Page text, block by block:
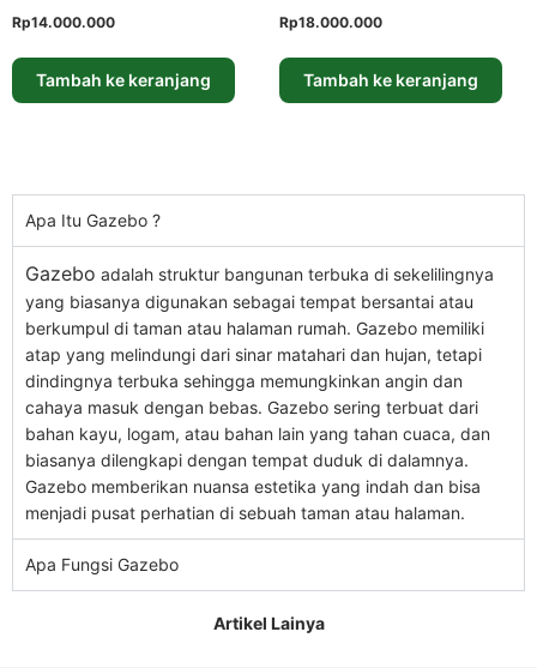
Rp14.000.000
Tambah ke keranjang
Rp18.000.000
Tambah ke keranjang
Apa Itu Gazebo ?
Gazebo adalah struktur bangunan terbuka di sekelilingnya
yang biasanya digunakan sebagai tempat bersantai atau
berkumpul di taman atau halaman rumah. Gazebo memiliki
atap yang melindungi dari sinar matahari dan hujan, tetapi
dindingnya terbuka sehingga memungkinkan angin dan
cahaya masuk dengan bebas. Gazebo sering terbuat dari
bahan kayu, logam, atau bahan lain yang tahan cuaca, dan
biasanya dilengkapi dengan tempat duduk di dalamnya.
Gazebo memberikan nuansa estetika yang indah dan bisa
menjadi pusat perhatian di sebuah taman atau halaman.
Apa Fungsi Gazebo
Artikel Lainya